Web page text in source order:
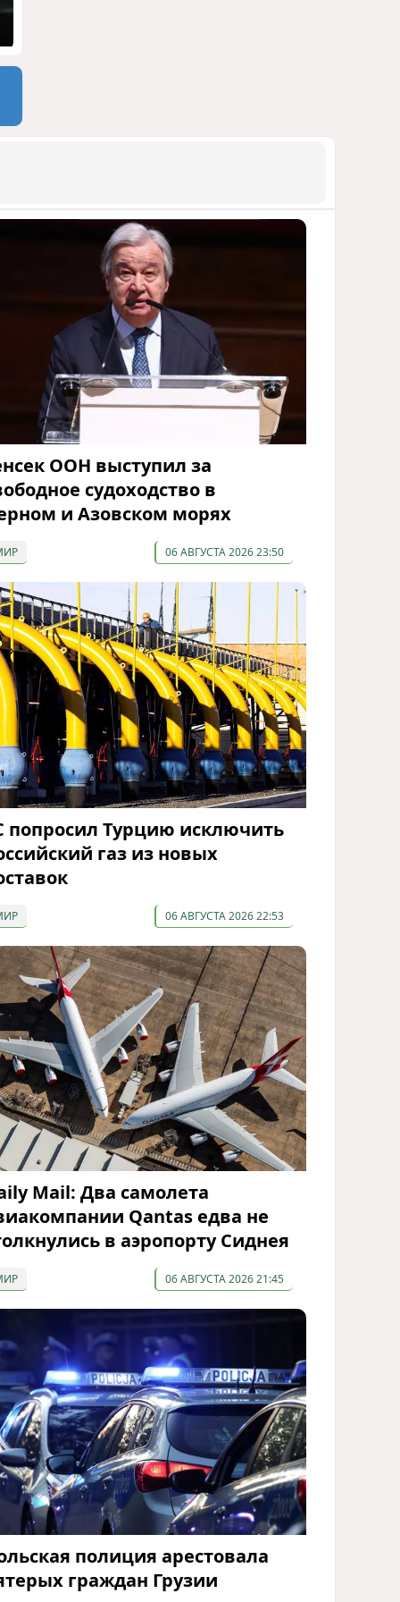
ООН выступил за
судоходство в
и Азовском морях
06 АВГУСТА 2026 23:50
попросил Турцию исключить
газ из новых
06 АВГУСТА 2026 22:53
Mail: Два самолета
Qantas едва не
в аэропорту Сиднея
06 АВГУСТА 2026 21:45
полиция арестовала
граждан Грузии